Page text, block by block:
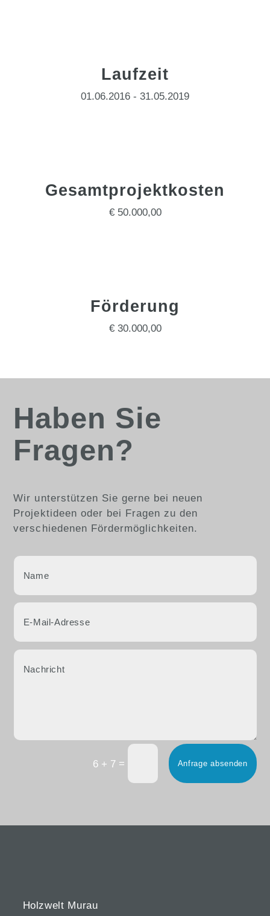
Laufzeit
01.06.2016 - 31.05.2019
Gesamtprojektkosten
€ 50.000,00
Förderung
€ 30.000,00
Haben Sie
Fragen?
Wir unterstützen Sie gerne bei neuen
Projektideen oder bei Fragen zu den
verschiedenen Fördermöglichkeiten.
6 + 7= Anfrage absenden
Holzwelt Murau